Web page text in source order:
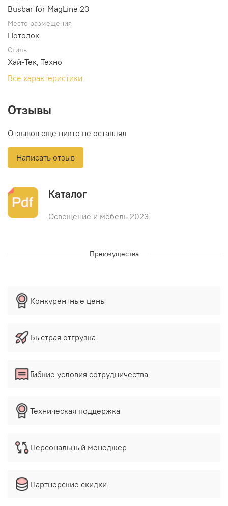
Busbar for MagLine 23
Место размещения
Потолок
Стиль
Хай-Тек, Техно
Все характеристики
Отзывы
Отзывов еще никто не оставлял
Написать отзыв
Каталог
Освещение и мебель 2023
Преимущества
Конкурентные цены
Быстрая отгрузка
Гибкие условия сотрудничества
Техническая поддержка
Персональный менеджер
Партнерские скидки